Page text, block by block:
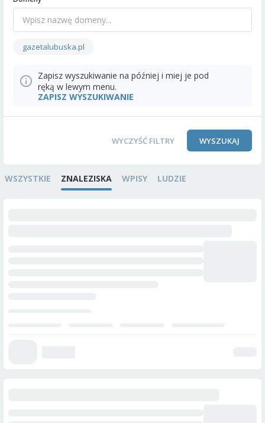
gazetalubuska.pl
Zapisz wyszukiwanie na później i miej je pod
ręką w lewym menu.
ZAPISZ WYSZUKIWANIE
WYCZYŚĆ FILTRY WYSZUKAJ
WSZYSTKIE ZNALEZISKA WPISY LUDZIE